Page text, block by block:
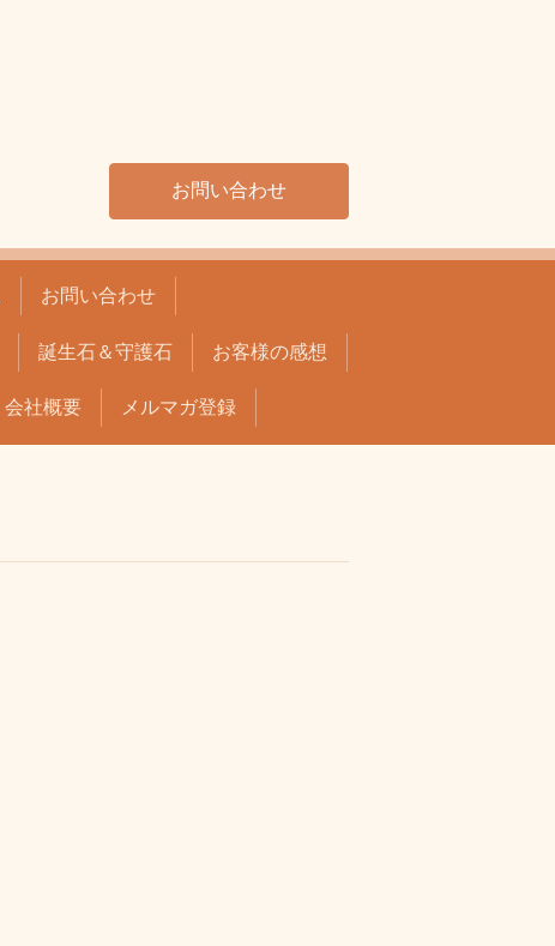
お問い合わせ
お問い合わせ
誕生石＆守護石 お客様の感想
会社概要 メルマガ登録